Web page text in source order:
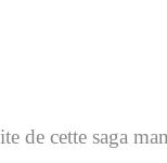
de cette saga